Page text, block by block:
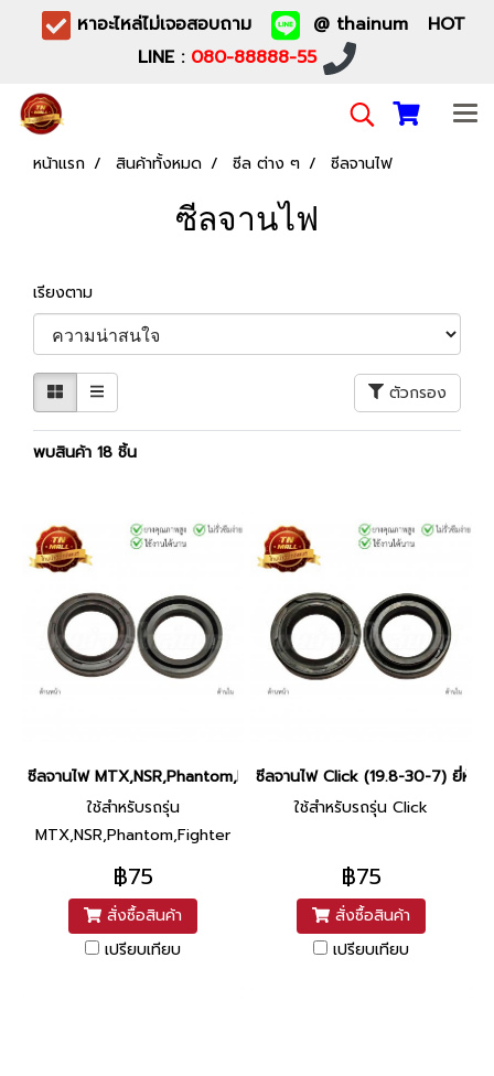
หาอะไหล่ไม่เจอสอบถาม
@ thainum HOT
LINE : 080-88888-55
หน้าแรก สินค้าทั้งหมด ซีล ต่าง ๆ ซีลจานไฟ
ซีลจานไฟ
เรียงตาม
ตัวกรอง
พบสินค้า 18 ชิ้น
ซีลจานไฟ MTX,NSR,Phantom,Fighter (24-36-8) ยี่ห้อ Honda
ใช้สำหรับรถรุ่น
MTX,NSR,Phantom,Fighter
฿75
สั่งซื้อสินค้า
เปรียบเทียบ
ซีลจานไฟ Click (19.8-30-7) ยี่ห้อ
ใช้สำหรับรถรุ่น Click
฿75
สั่งซื้อสินค้า
เปรียบเทียบ